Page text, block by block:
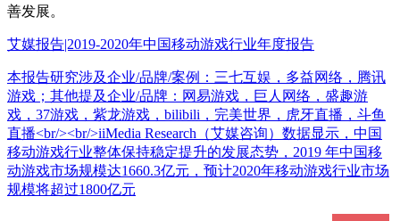
善发展。
艾媒报告|2019-2020年中国移动游戏行业年度报告
本报告研究涉及企业/品牌/案例：三七互娱，多益网络，腾讯
游戏；其他提及企业/品牌：网易游戏，巨人网络，盛趣游
戏，37游戏，紫龙游戏，bilibili，完美世界，虎牙直播，斗鱼
直播<br/><br/>iiMedia Research（艾媒咨询）数据显示，中国
移动游戏行业整体保持稳定提升的发展态势，2019 年中国移
动游戏市场规模达1660.3亿元，预计2020年移动游戏行业市场
规模将超过1800亿元